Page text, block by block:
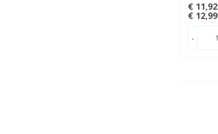
€ 11,92
€ 12,99
-